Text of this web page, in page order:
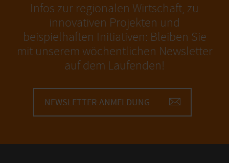
Infos zur regionalen Wirtschaft, zu
innovativen Projekten und
beispielhaften Initiativen: Bleiben Sie
mit unserem wöchentlichen Newsletter
auf dem Laufenden!
NEWSLETTER-ANMELDUNG